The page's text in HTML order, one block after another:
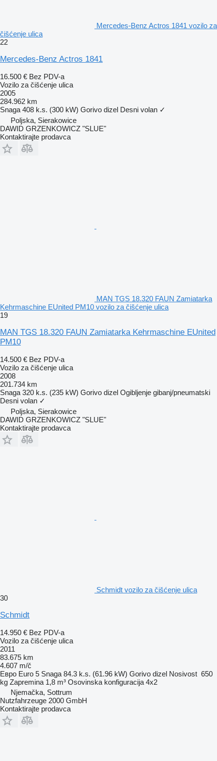
Mercedes-Benz Actros 1841 vozilo za
čišćenje ulica
22
Mercedes-Benz Actros 1841
16.500 € Bez PDV-a
Vozilo za čišćenje ulica
2005
284.962 km
Snaga 408 k.s. (300 kW) Gorivo dizel Desni volan ✓
Poljska, Sierakowice
DAWID GRZENKOWICZ "SLUE"
Kontaktirajte prodavca
MAN TGS 18.320 FAUN Zamiatarka
Kehrmaschine EUnited PM10 vozilo za čišćenje ulica
19
MAN TGS 18.320 FAUN Zamiatarka Kehrmaschine EUnited
PM10
14.500 € Bez PDV-a
Vozilo za čišćenje ulica
2008
201.734 km
Snaga 320 k.s. (235 kW) Gorivo dizel Ogibljenje gibanj/pneumatski
Desni volan ✓
Poljska, Sierakowice
DAWID GRZENKOWICZ "SLUE"
Kontaktirajte prodavca
Schmidt vozilo za čišćenje ulica
30
Schmidt
14.950 € Bez PDV-a
Vozilo za čišćenje ulica
2011
83.675 km
4.607 m/č
Евро Euro 5 Snaga 84.3 k.s. (61.96 kW) Gorivo dizel Nosivost 650
kg Zapremina 1,8 m³ Osovinska konfiguracija 4x2
Njemačka, Sottrum
Nutzfahrzeuge 2000 GmbH
Kontaktirajte prodavca